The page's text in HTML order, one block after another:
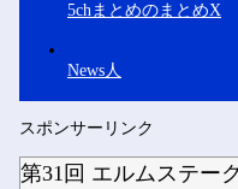
5chまとめのまとめX
News人
スポンサーリンク